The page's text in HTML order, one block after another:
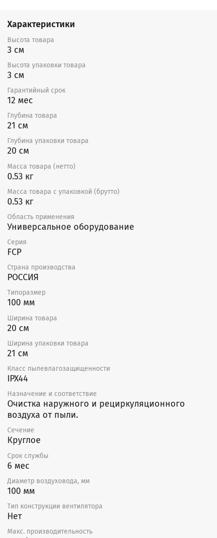
Характеристики
Высота товара
3 см
Высота упаковки товара
3 см
Гарантийный срок
12 мес
Глубина товара
21 см
Глубина упаковки товара
20 см
Масса товара (нетто)
0.53 кг
Масса товара с упаковкой (брутто)
0.53 кг
Область применения
Универсальное оборудование
Серия
FCP
Страна производства
РОССИЯ
Типоразмер
100 мм
Ширина товара
20 см
Ширина упаковки товара
21 см
Класс пылевлагозащищенности
IPX44
Назначение и соответствие
Очистка наружного и рециркуляционного
воздуха от пыли.
Сечение
Круглое
Срок службы
6 мес
Диаметр воздуховода, мм
100 мм
Тип конструкции вентилятора
Нет
Макс. производительность